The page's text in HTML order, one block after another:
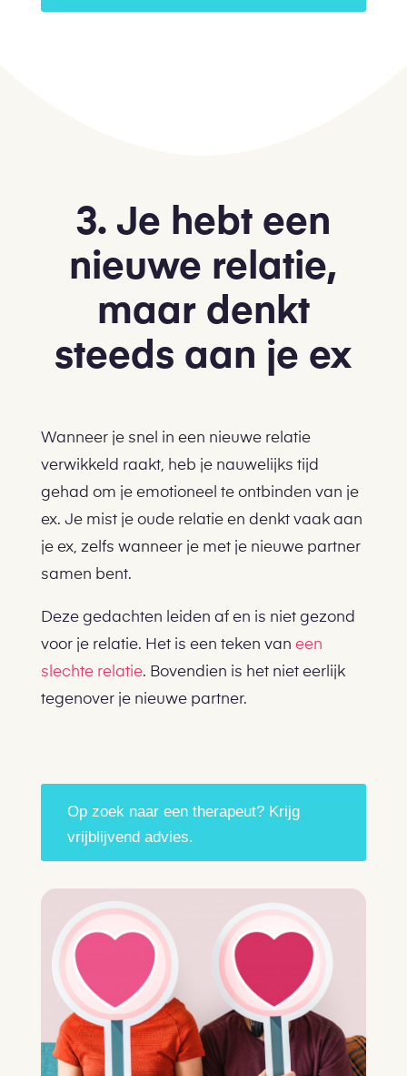
3. Je hebt een
nieuwe relatie,
maar denkt
steeds aan je ex
Wanneer je snel in een nieuwe relatie
verwikkeld raakt, heb je nauwelijks tijd
gehad om je emotioneel te ontbinden van je
ex. Je mist je oude relatie en denkt vaak aan
je ex, zelfs wanneer je met je nieuwe partner
samen bent.
Deze gedachten leiden af en is niet gezond
voor je relatie. Het is een teken van een
slechte relatie. Bovendien is het niet eerlijk
tegenover je nieuwe partner.
Op zoek naar een therapeut? Krijg
vrijblijvend advies.